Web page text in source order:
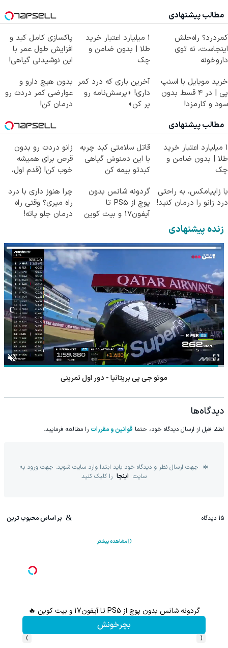
مطالب پیشنهادی
کمردرد؟ راه‌حلش
اینجاست، نه توی
داروخونه
۱ میلیارد اعتبار خرید
طلا | بدون ضامن و
چک
پاکسازی کامل کبد و
افزایش طول عمر با
این نوشیدنی گیاهی!
خرید موبایل با اسنپ
پی | در ۴ قسط بدون
سود و کارمزد!
آخرین باری که درد کمر
داری! ◗پرسش‌نامه رو
پر کن◖
بدون هیچ دارو و
عوارضی کمر دردت رو
درمان کن!
مطالب پیشنهادی
۱ میلیارد اعتبار خرید
طلا | بدون ضامن و
چک
قاتل سلامتی کبد چربه
با این دمنوش گیاهی
کبدتو بیمه کن
زانو دردت رو بدون
قرص برای همیشه
خوب کن! (قدم اول،
با زاپیامکس، به راحتی
درد زانو را درمان کنید!
گردونه شانس بدون
پوچ از PS5 تا
آیفون17 و بیت کوین
چرا هنوز داری با درد
راه میری؟ وقتی راه
درمان جلو پاته!
زنده پیشنهادی
موتو جی پی بریتانیا - دور اول تمرینی
دیدگاه‌ها
لطفا قبل از ارسال دیدگاه خود، حتما قوانین و مقررات را مطالعه فرمایید.
جهت ارسال نظر و دیدگاه خود باید ابتدا وارد سایت شوید. جهت ورود به
سایت اینجا را کلیک کنید
15 دیدگاه بر اساس محبوب ترین
مشاهده بیشتر
گردونه شانس بدون پوچ از PS5 تا آیفون17 و بیت کوین 🔥
بچرخونش
‹
›